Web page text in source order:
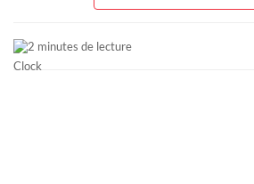
2 minutes de lecture